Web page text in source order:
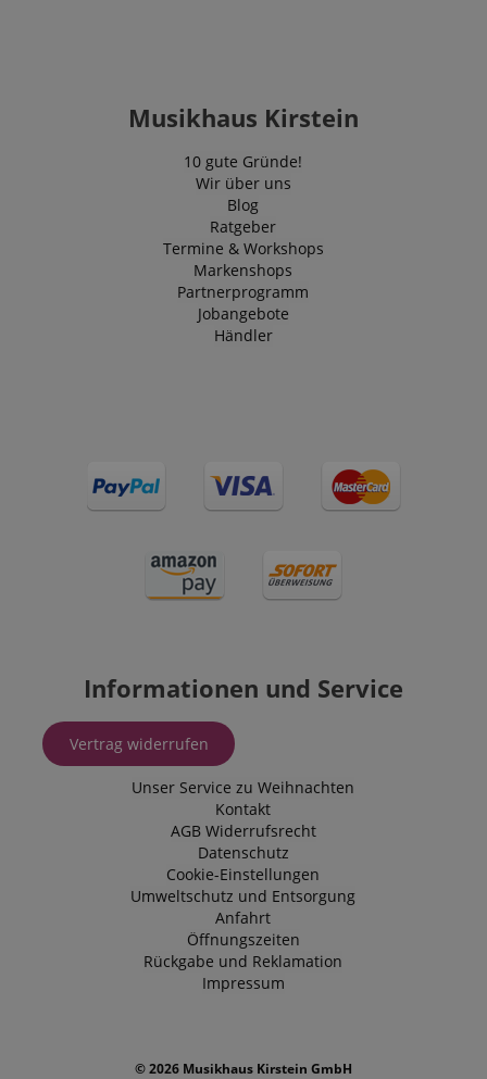
Musikhaus Kirstein
10 gute Gründe!
Wir über uns
Blog
Ratgeber
Termine & Workshops
Markenshops
Partnerprogramm
Jobangebote
Händler
Informationen und Service
Vertrag widerrufen
Unser Service zu Weihnachten
Kontakt
AGB Widerrufsrecht
Datenschutz
Cookie-Einstellungen
Umweltschutz und Entsorgung
Anfahrt
Öffnungszeiten
Rückgabe und Reklamation
Impressum
© 2026 Musikhaus Kirstein GmbH